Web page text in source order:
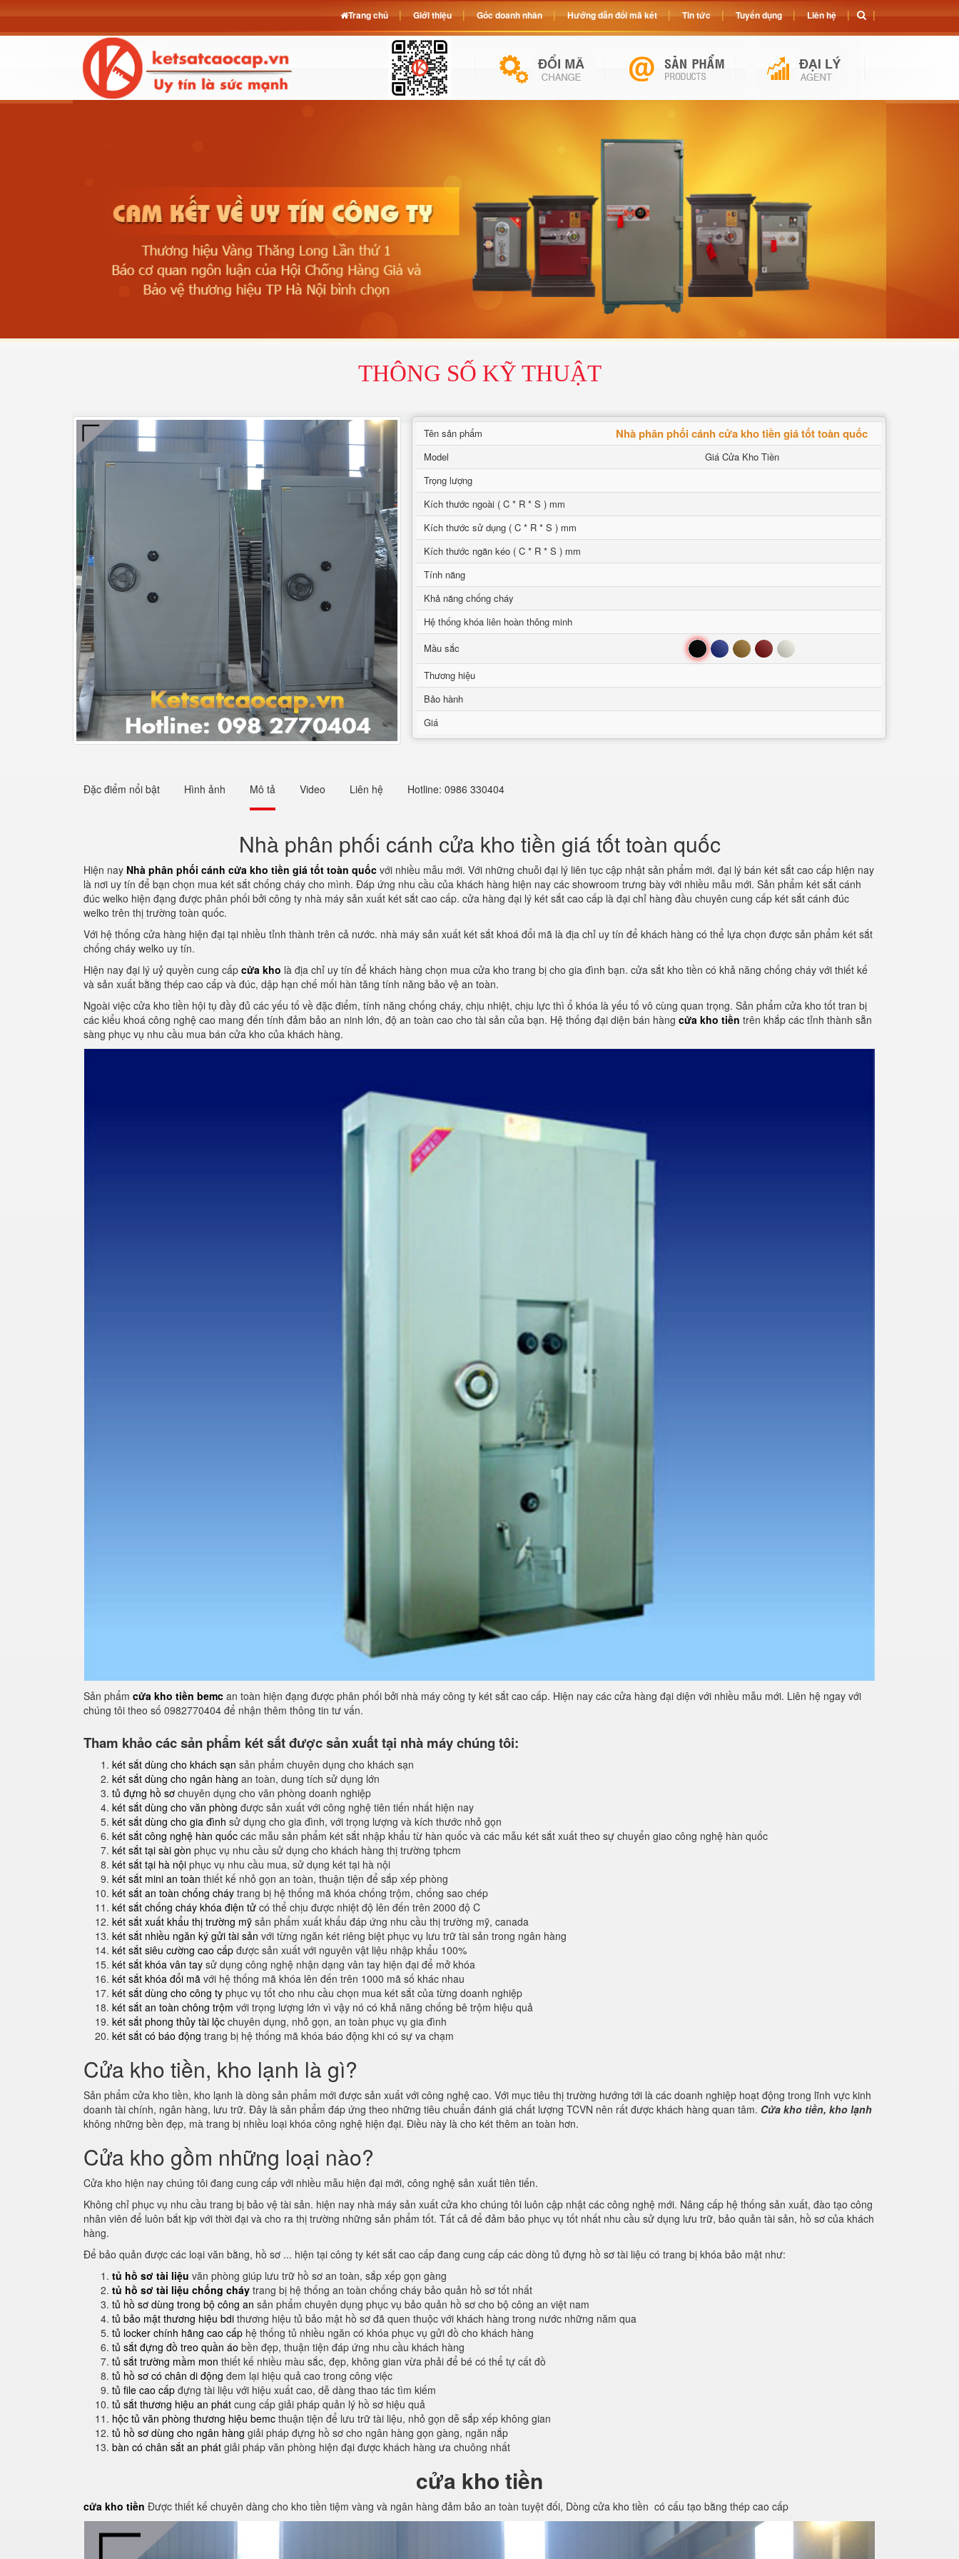
THÔNG SỐ KỸ THUẬT
Tên sản phẩm Nhà phân phối cánh cửa kho tiền giá tốt toàn quốc
Model
Giá Cửa Kho Tiền
Trọng lượng
Kích thước ngoài ( C * R * S ) mm
Kích thước sử dụng ( C * R * S ) mm
Kích thước ngăn kéo ( C * R * S ) mm
Tính năng
Khả năng chống cháy
Hệ thống khóa liên hoàn thông minh
Mầu sắc
Đen Xanh Nâu Đỏ Trắng
Thương hiệu
Bảo hành
Giá
Đặc điểm nổi bật Hình ảnh Mô tả Video Liên hệ Hotline: 0986 330404
Nhà phân phối cánh cửa kho tiền giá tốt toàn quốc
Hiện nay Nhà phân phối cánh cửa kho tiền giá tốt toàn quốc với nhiều mẫu mới. Với những chuỗi đại lý liên tục cập nhật sản phẩm mới. đại lý bán két sắt cao cấp hiện nay
là nơi uy tín để bạn chọn mua két sắt chống cháy cho mình. Đáp ứng nhu cầu của khách hàng hiện nay các showroom trưng bày với nhiều mẫu mới. Sản phẩm két sắt cánh
đúc welko hiện đạng được phân phối bởi công ty nhà máy sản xuất két sắt cao cấp. cửa hàng đại lý két sắt cao cấp là đại chỉ hàng đầu chuyên cung cấp két sắt cánh đúc
welko trên thị trường toàn quốc.
Với hệ thống cửa hàng hiện đại tại nhiều tỉnh thành trên cả nước. nhà máy sản xuất két sắt khoá đổi mã là địa chỉ uy tín để khách hàng có thể lựa chọn được sản phẩm két sắt
chống cháy welko uy tín.
Hiện nay đại lý uỷ quyền cung cấp cửa kho là địa chỉ uy tín để khách hàng chọn mua cửa kho trang bị cho gia đình bạn. cửa sắt kho tiền có khả năng chống cháy với thiết kế
và sản xuất bằng thép cao cấp và đúc, dập hạn chế mối hàn tăng tính năng bảo vệ an toàn.
Ngoài việc cửa kho tiền hội tụ đầy đủ các yếu tố về đặc điểm, tính năng chống cháy, chịu nhiệt, chịu lực thì ổ khóa là yếu tố vô cùng quan trọng. Sản phẩm cửa kho tốt tran bị
các kiểu khoá công nghệ cao mang đến tính đảm bảo an ninh lớn, độ an toàn cao cho tài sản của bạn. Hệ thống đại diện bán hàng cửa kho tiền trên khắp các tỉnh thành sẵn
sàng phục vụ nhu cầu mua bán cửa kho của khách hàng.
Sản phẩm cửa kho tiền bemc an toàn hiện đạng được phân phối bởi nhà máy công ty két sắt cao cấp. Hiện nay các cửa hàng đại diện với nhiều mẫu mới. Liên hệ ngay với
chúng tôi theo số 0982770404 để nhận thêm thông tin tư vấn.
Tham khảo các sản phẩm két sắt được sản xuất tại nhà máy chúng tôi:
két sắt dùng cho khách sạn sản phẩm chuyên dụng cho khách sạn
két sắt dùng cho ngân hàng an toàn, dung tích sử dụng lớn
tủ đựng hồ sơ chuyên dụng cho văn phòng doanh nghiệp
két sắt dùng cho văn phòng được sản xuất với công nghệ tiên tiến nhất hiện nay
két sắt dùng cho gia đình sử dụng cho gia đình, với trọng lượng và kích thước nhỏ gọn
két sắt công nghệ hàn quốc các mẫu sản phẩm két sắt nhập khẩu từ hàn quốc và các mẫu két sắt xuất theo sự chuyển giao công nghệ hàn quốc
két sắt tại sài gòn phục vụ nhu cầu sử dụng cho khách hàng thị trường tphcm
két sắt tại hà nội phục vụ nhu cầu mua, sử dụng két tại hà nội
két sắt mini an toàn thiết kế nhỏ gọn an toàn, thuận tiện để sắp xếp phòng
két sắt an toàn chống cháy trang bị hệ thống mã khóa chống trộm, chống sao chép
két sắt chống cháy khóa điện tử có thể chịu được nhiệt độ lên đến trên 2000 độ C
két sắt xuất khẩu thị trường mỹ sản phẩm xuất khẩu đáp ứng nhu cầu thị trường mỹ, canada
két sắt nhiều ngăn ký gửi tài sản với từng ngăn két riêng biệt phục vụ lưu trữ tài sản trong ngân hàng
két sắt siêu cường cao cấp được sản xuất với nguyên vật liệu nhập khẩu 100%
két sắt khóa vân tay sử dụng công nghệ nhận dạng vân tay hiện đại để mở khóa
két sắt khóa đổi mã với hệ thống mã khóa lên đến trên 1000 mã số khác nhau
két sắt dùng cho công ty phục vụ tốt cho nhu cầu chọn mua két sắt của từng doanh nghiệp
két sắt an toàn chông trộm với trọng lượng lớn vì vậy nó có khả năng chống bê trộm hiệu quả
két sắt phong thủy tài lộc chuyên dụng, nhỏ gọn, an toàn phục vụ gia đình
két sắt có báo động trang bị hệ thống mã khóa báo động khi có sự va chạm
Cửa kho tiền, kho lạnh là gì?
Sản phẩm cửa kho tiền, kho lạnh là dòng sản phẩm mới được sản xuất với công nghệ cao. Với mục tiêu thị trường hướng tới là các doanh nghiệp hoạt động trong lĩnh vực kinh
doanh tài chính, ngân hàng, lưu trữ. Đây là sản phẩm đáp ứng theo những tiêu chuẩn đánh giá chất lượng TCVN nên rất được khách hàng quan tâm. Cửa kho tiền, kho lạnh
không những bền đẹp, mà trang bị nhiều loại khóa công nghệ hiện đại. Điều này là cho két thêm an toàn hơn.
Cửa kho gồm những loại nào?
Cửa kho hiện nay chúng tôi đang cung cấp với nhiều mẫu hiện đại mới, công nghệ sản xuất tiên tiến.
Không chỉ phục vụ nhu cầu trang bị bảo vệ tài sản. hiện nay nhà máy sản xuất cửa kho chúng tôi luôn cập nhật các công nghệ mới. Nâng cấp hệ thống sản xuất, đào tạo công
nhân viên để luôn bắt kịp với thời đại và cho ra thị trường những sản phẩm tốt. Tất cả để đảm bảo phục vụ tốt nhất nhu cầu sử dụng lưu trữ, bảo quản tài sản, hồ sơ của khách
hàng.
Để bảo quản được các loại văn bằng, hồ sơ ... hiện tại công ty két sắt cao cấp đang cung cấp các dòng tủ đựng hồ sơ tài liệu có trang bị khóa bảo mật như:
tủ hồ sơ tài liệu văn phòng giúp lưu trữ hồ sơ an toàn, sắp xếp gọn gàng
tủ hồ sơ tài liệu chống cháy trang bị hệ thống an toàn chống cháy bảo quản hồ sơ tốt nhất
tủ hồ sơ dùng trong bộ công an sản phẩm chuyên dụng phục vụ bảo quản hồ sơ cho bộ công an việt nam
tủ bảo mật thương hiệu bdi thương hiệu tủ bảo mật hồ sơ đã quen thuộc với khách hàng trong nước những năm qua
tủ locker chính hãng cao cấp hệ thống tủ nhiều ngăn có khóa phục vụ gửi đồ cho khách hàng
tủ sắt đựng đồ treo quần áo bền đẹp, thuận tiện đáp ứng nhu cầu khách hàng
tủ sắt trường mầm mon thiết kế nhiều màu sắc, đẹp, không gian vừa phải để bé có thể tự cất đồ
tủ hồ sơ có chân di động đem lại hiệu quả cao trong công việc
tủ file cao cấp đựng tài liệu với hiệu xuất cao, dễ dàng thao tác tìm kiếm
tủ sắt thương hiệu an phát cung cấp giải pháp quản lý hồ sơ hiệu quả
hộc tủ văn phòng thương hiệu bemc thuận tiện để lưu trữ tài liệu, nhỏ gọn dễ sắp xếp không gian
tủ hồ sơ dùng cho ngân hàng giải pháp đựng hồ sơ cho ngân hàng gọn gàng, ngăn nắp
bàn có chân sắt an phát giải pháp văn phòng hiện đại được khách hàng ưa chuông nhất
cửa kho tiền
cửa kho tiền Được thiết kế chuyên dàng cho kho tiền tiệm vàng và ngân hàng đảm bảo an toàn tuyệt đối, Dòng cửa kho tiền có cấu tạo bằng thép cao cấp
Trang chủ Giới thiệu Góc doanh nhân Hướng dẫn đổi mã két Tin tức Tuyển dụng Liên hệ